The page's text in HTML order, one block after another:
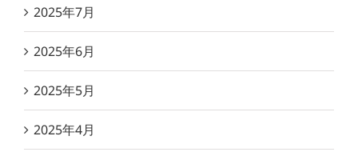
2025年7月
2025年6月
2025年5月
2025年4月